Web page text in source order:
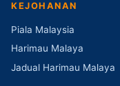
KEJOHANAN
Piala Malaysia
Harimau Malaya
Jadual Harimau Malaya